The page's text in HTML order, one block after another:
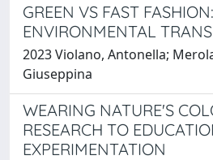
GREEN VS FAST
ENVIRONMENTAL
2023 Violano, Antonella;
Giuseppina
WEARING NATURE'S
RESEARCH TO
EXPERIMENTATION